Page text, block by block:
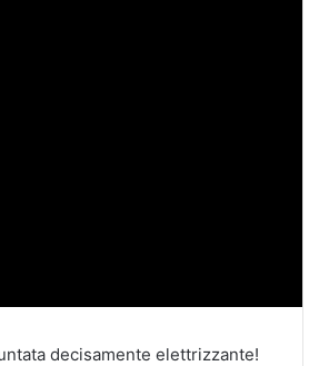
decisamente elettrizzante!